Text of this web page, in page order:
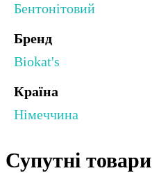
Бентонітовий
Бренд
Biokat's
Країна
Німеччина
Супутні товари